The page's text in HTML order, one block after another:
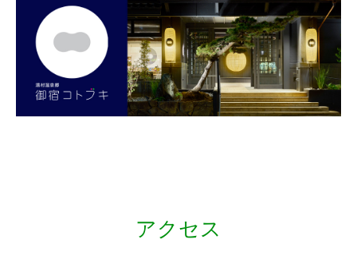
アクセス